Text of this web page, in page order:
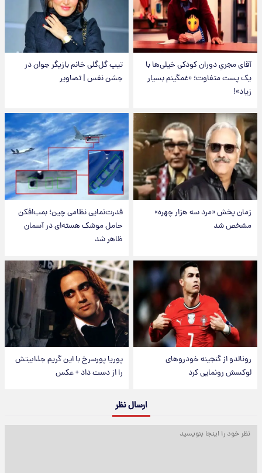
آقای مجریِ دوران کودکی خیلی‌ها با
یک پست متفاوت؛ «غمگینم بسیار
زیاد»!
تیپ گل‌گلی خانم بازیگر جوان در
جشن نفس | تصاویر
زمان پخش «مرد سه هزار چهره»
مشخص شد
قدرت‌نمایی نظامی چین؛ بمب‌افکن
حامل موشک هسته‌ای در آسمان
ظاهر شد
رونالدو از گنجینه خودروهای
لوکسش رونمایی کرد
پوریا پورسرخ با این گریم جذابیتش
را از دست داد + عکس
ارسال نظر